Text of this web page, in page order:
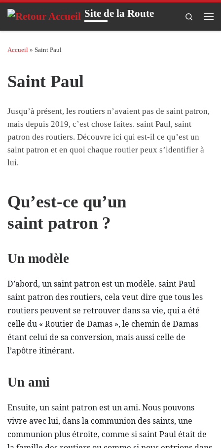
Skip to content Site de la Route
Search
Accueil » Saint Paul
Saint Paul
Jusqu’à présent, les routiers n’avaient pas de saint patron,
mais depuis 2019, c’est chose faites. saint Paul, saint
patron des routiers. Découvre ici qui est-il ce qu’est un
saint patron et en quoi chaque routier peux s’identifier à
lui.
Qu’est-ce qu’un
saint patron ?
Un modèle
D’abord, un saint patron est un modèle. saint Paul
saint patron des routiers, cela veut dire que tous les
routiers peuvent se retrouver dans sa vie, qui a été
celle du « Routier de Damas », le chemin de Damas
étant celui de sa conversion, mais aussi celle de
l’apôtre itinérant.
Un ami
Ensuite, un saint patron est un ami. Nous pouvons
vivre avec lui, dans la communion des saints, une
communion plus étroite, comme si saint Paul était de